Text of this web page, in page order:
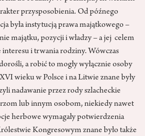
przysposobienia. Od późnego
była instytucją prawa majątkowego –
majątku, pozycji i władzy – a jej celem
interesu i trwania rodziny. Wówczas
a robić to mogły wyłącznie osoby
wieku w Polsce i na Litwie znane były
nadawanie przez rody szlacheckie
lub innym osobom, niekiedy nawet
herbowe wymagały potwierdzenia
Kongresowym znane było także